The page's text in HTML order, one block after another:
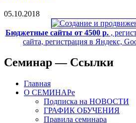
05.10.2018
Бюджетные сайты от 4500 р. ,
сайта, регистрация в Яндекс,
Семинар — Ссылки
Главная
О СЕМИНАРе
Подписка на НОВОСТИ
ГРАФИК ОБУЧЕНИЯ
Правила семинара